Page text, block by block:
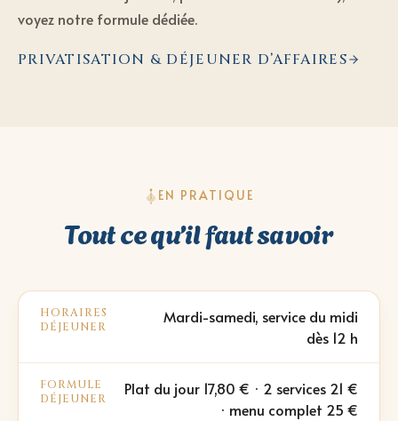
voyez notre formule dédiée.
PRIVATISATION & DÉJEUNER D’AFFAIRES
EN PRATIQUE
Tout ce qu’il faut savoir
HORAIRES
DÉJEUNER
Mardi-samedi, service du midi
dès 12 h
FORMULE
DÉJEUNER
Plat du jour 17,80 € · 2 services 21 €
· menu complet 25 €